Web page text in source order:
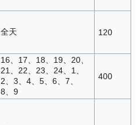
全天 120
16、17、18、19、20、
21、22、23、24、1、
2、3、4、5、6、7、
8、9
400